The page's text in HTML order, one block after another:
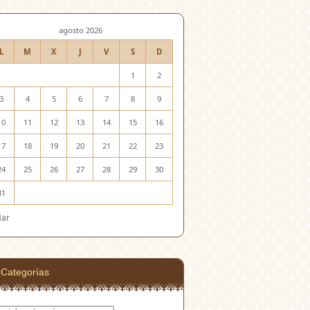
agosto 2026
M X J V S D
1 2
4 5 6 7 8 9
11 12 13 14 15 16
18 19 20 21 22 23
25 26 27 28 29 30
Categorías